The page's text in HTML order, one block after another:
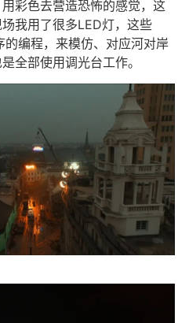
彩色去营造恐怖的感觉，这
我用了很多LED灯，这些
编程，来模仿、对应河对岸
全部使用调光台工作。